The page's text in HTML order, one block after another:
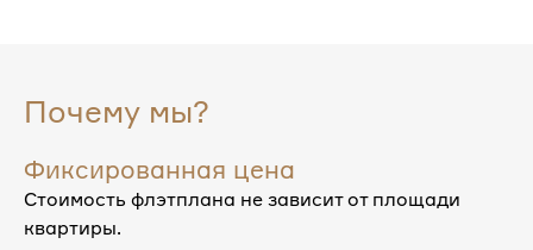
Почему мы?
Фиксированная цена
Стоимость флэтплана не зависит от площади
квартиры.